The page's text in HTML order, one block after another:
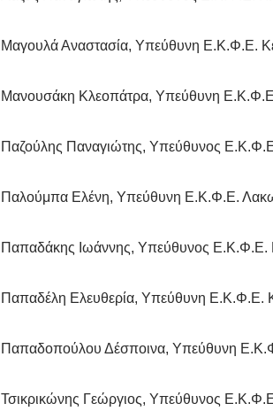
Μαγουλά Αναστασία, Υπεύθυνη Ε.Κ.Φ.Ε.
Μανουσάκη Κλεοπάτρα, Υπεύθυνη
Παζούλης Παναγιώτης, Υπεύθυνος
Παλούμπα Ελένη, Υπεύθυνη Ε.Κ.Φ.Ε.
Παπαδάκης Ιωάννης, Υπεύθυνος Ε.Κ.Φ.Ε.
Παπαδέλη Ελευθερία, Υπεύθυνη Ε.Κ.Φ.Ε.
Παπαδοπούλου Δέσποινα, Υπεύθυνη
Τσικρικώνης Γεώργιος, Υπεύθυνος